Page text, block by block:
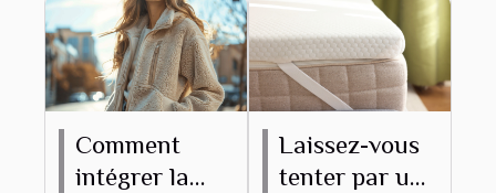
Comment
intégrer la
Laissez-vous
tenter par un